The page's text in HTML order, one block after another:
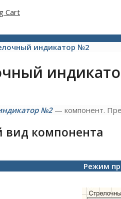
Cart
индикатор №2
№2 — компонент.
компонента
Режим